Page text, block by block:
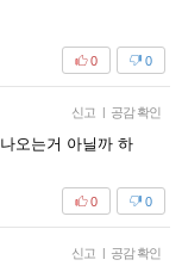
0
0
신고 | 공감 확인
오는거 아닐까 하
0
0
신고 | 공감 확인